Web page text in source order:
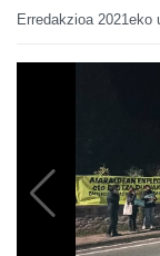
Erredakzioa 2021eko